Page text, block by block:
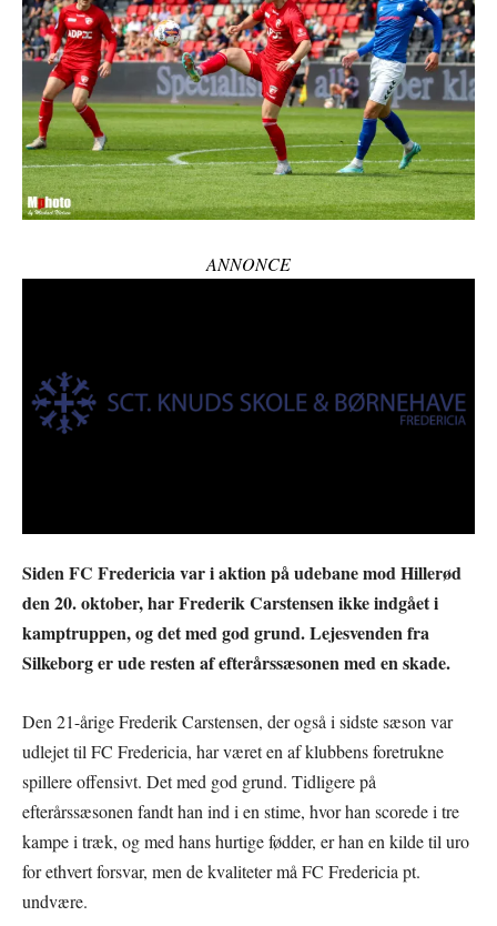
ANNONCE
Siden FC Fredericia var i aktion på udebane mod Hillerød
den 20. oktober, har Frederik Carstensen ikke indgået i
kamptruppen, og det med god grund. Lejesvenden fra
Silkeborg er ude resten af efterårssæsonen med en skade.
Den 21-årige Frederik Carstensen, der også i sidste sæson var
udlejet til FC Fredericia, har været en af klubbens foretrukne
spillere offensivt. Det med god grund. Tidligere på
efterårssæsonen fandt han ind i en stime, hvor han scorede i tre
kampe i træk, og med hans hurtige fødder, er han en kilde til uro
for ethvert forsvar, men de kvaliteter må FC Fredericia pt.
undvære.